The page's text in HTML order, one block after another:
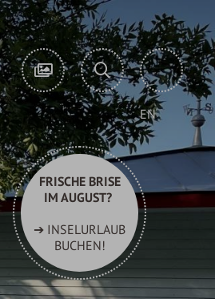
Urlaub
buchen
EN
FRISCHE BRISE
IM AUGUST?
➔ INSELURLAUB
BUCHEN!